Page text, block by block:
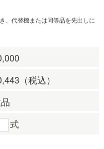
、代替機または同等品を先出しに
（税込）
式